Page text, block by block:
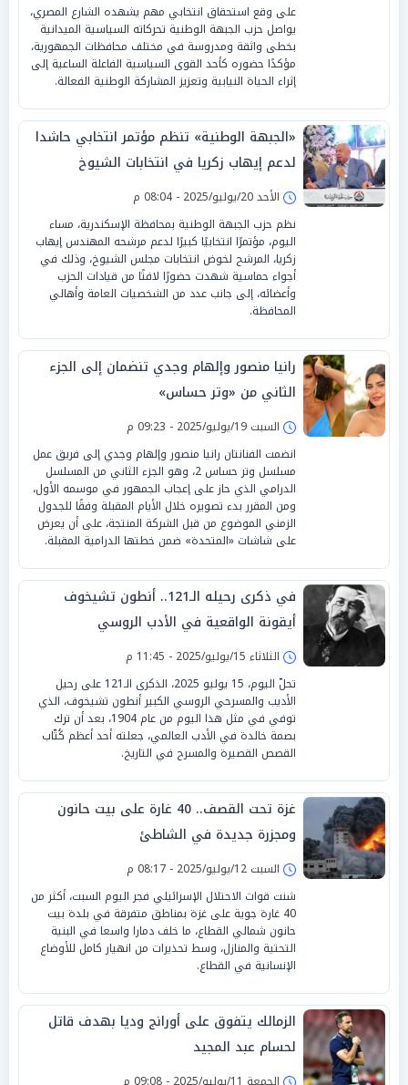
على وقع استحقاق انتخابي مهم يشهده الشارع المصري،
يواصل حزب الجبهة الوطنية تحركاته السياسية الميدانية
بخطى واثقة ومدروسة في مختلف محافظات الجمهورية،
مؤكدًا حضوره كأحد القوى السياسية الفاعلة الساعية إلى
إثراء الحياة النيابية وتعزيز المشاركة الوطنية الفعالة.
«الجبهة الوطنية» تنظم مؤتمر انتخابي حاشدا
لدعم إيهاب زكريا في انتخابات الشيوخ
الأحد 20/يوليو/2025 - 08:04 م
نظم حزب الجبهة الوطنية بمحافظة الإسكندرية، مساء
اليوم، مؤتمرًا انتخابيًا كبيرًا لدعم مرشحه المهندس إيهاب
زكريا، المرشح لخوض انتخابات مجلس الشيوخ، وذلك في
أجواء حماسية شهدت حضورًا لافتًا من قيادات الحزب
وأعضائه، إلى جانب عدد من الشخصيات العامة وأهالي
المحافظة.
رانيا منصور وإلهام وجدي تنضمان إلى الجزء
الثاني من «وتر حساس»
السبت 19/يوليو/2025 - 09:23 م
انضمت الفنانتان رانيا منصور وإلهام وجدي إلى فريق عمل
مسلسل وتر حساس 2، وهو الجزء الثاني من المسلسل
الدرامي الذي حاز على إعجاب الجمهور في موسمه الأول،
ومن المقرر بدء تصويره خلال الأيام المقبلة وفقًا للجدول
الزمني الموضوع من قبل الشركة المنتجة، على أن يعرض
على شاشات «المتحدة» ضمن خطتها الدرامية المقبلة.
في ذكرى رحيله الـ121.. أنطون تشيخوف
أيقونة الواقعية في الأدب الروسي
الثلاثاء 15/يوليو/2025 - 11:45 م
تحلّ اليوم، 15 يوليو 2025، الذكرى الـ121 على رحيل
الأديب والمسرحي الروسي الكبير أنطون تشيخوف، الذي
توفي في مثل هذا اليوم من عام 1904، بعد أن ترك
بصمة خالدة في الأدب العالمي، جعلته أحد أعظم كُتّاب
القصص القصيرة والمسرح في التاريخ.
غزة تحت القصف.. 40 غارة على بيت حانون
ومجزرة جديدة في الشاطئ
السبت 12/يوليو/2025 - 08:17 م
شنت قوات الاحتلال الإسرائيلي فجر اليوم السبت، أكثر من
40 غارة جوية على غزة بمناطق متفرقة في بلدة بيت
حانون شمالي القطاع، ما خلف دمارا واسعا في البنية
التحتية والمنازل، وسط تحذيرات من انهيار كامل للأوضاع
الإنسانية في القطاع.
الزمالك يتفوق على أورانج وديا بهدف قاتل
لحسام عبد المجيد